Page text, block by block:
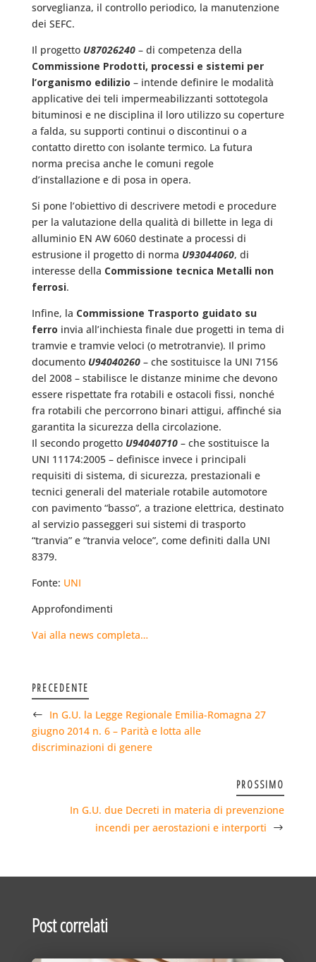
sorveglianza, il controllo periodico, la manutenzione
dei SEFC.
Il progetto U87026240– di competenza della
Commissione Prodotti, processi e sistemi per
l’organismo edilizio – intende definire le modalità
applicative dei teli impermeabilizzanti sottotegola
bituminosi e ne disciplina il loro utilizzo su coperture
a falda, su supporti continui o discontinui o a
contatto diretto con isolante termico. La futura
norma precisa anche le comuni regole
d’installazione e di posa in opera.
Si pone l’obiettivo di descrivere metodi e procedure
per la valutazione della qualità di billette in lega di
alluminio EN AW 6060 destinate a processi di
estrusione il progetto di norma U93044060, di
interesse della Commissione tecnica Metalli non
ferrosi.
Infine, la Commissione Trasporto guidato su
ferro invia all’inchiesta finale due progetti in tema di
tramvie e tramvie veloci (o metrotranvie). Il primo
documento U94040260– che sostituisce la UNI 7156
del 2008 – stabilisce le distanze minime che devono
essere rispettate fra rotabili e ostacoli fissi, nonché
fra rotabili che percorrono binari attigui, affinché sia
garantita la sicurezza della circolazione.
Il secondo progetto U94040710– che sostituisce la
UNI 11174:2005 – definisce invece i principali
requisiti di sistema, di sicurezza, prestazionali e
tecnici generali del materiale rotabile automotore
con pavimento “basso”, a trazione elettrica, destinato
al servizio passeggeri sui sistemi di trasporto
“tranvia” e “tranvia veloce”, come definiti dalla UNI
8379.
Fonte: UNI
Approfondimenti
Vai alla news completa…
PRECEDENTE
In G.U. la Legge Regionale Emilia-Romagna 27
giugno 2014 n. 6 – Parità e lotta alle
discriminazioni di genere
PROSSIMO
In G.U. due Decreti in materia di prevenzione
incendi per aerostazioni e interporti
Post correlati